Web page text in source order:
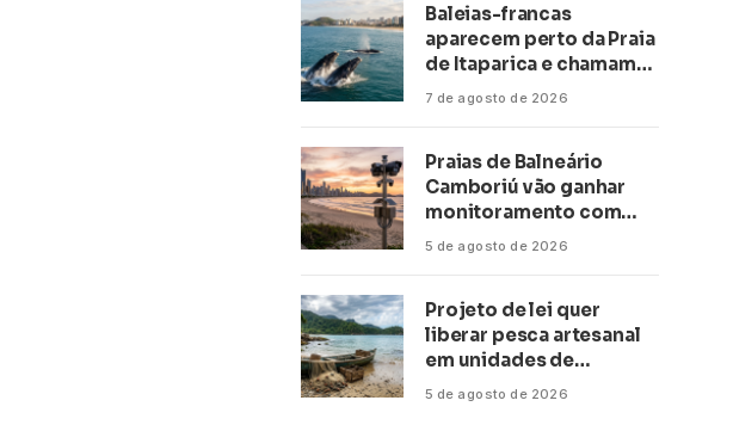
Baleias-francas
aparecem perto da Praia
de Itaparica e chamam
atenção no litoral do
7 de agosto de 2026
Praias de Balneário
Camboriú vão ganhar
monitoramento com
inteligência artificial
5 de agosto de 2026
Projeto de lei quer
liberar pesca artesanal
em unidades de
conservação
5 de agosto de 2026